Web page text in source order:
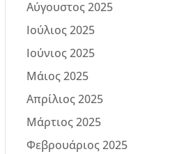
Αύγουστος 2025
Ιούλιος 2025
Ιούνιος 2025
Μάιος 2025
Απρίλιος 2025
Μάρτιος 2025
Φεβρουάριος 2025